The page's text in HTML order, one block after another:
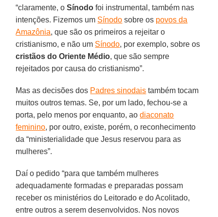
“claramente, oSínodo foi instrumental, também nas
intenções. Fizemos um Sínodo sobre os povos da
Amazônia, que são os primeiros a rejeitar o
cristianismo, e não um Sínodo, por exemplo, sobre os
cristãos do Oriente Médio, que são sempre
rejeitados por causa do cristianismo”.
Mas as decisões dos Padres sinodais também tocam
muitos outros temas. Se, por um lado, fechou-se a
porta, pelo menos por enquanto, aodiaconato
feminino, por outro, existe, porém, o reconhecimento
da “ministerialidade que Jesus reservou para as
mulheres”.
Daí o pedido “para que também mulheres
adequadamente formadas e preparadas possam
receber os ministérios do Leitorado e do Acolitado,
entre outros a serem desenvolvidos. Nos novos